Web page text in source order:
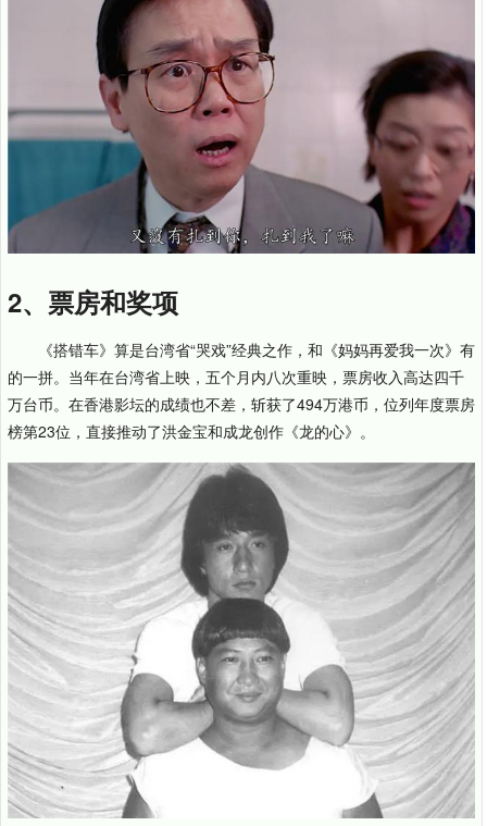
2、票房和奖项
《搭错车》算是台湾省“哭戏”经典之作，和《妈妈再爱我一次》有
的一拼。当年在台湾省上映，五个月内八次重映，票房收入高达四千
万台币。在香港影坛的成绩也不差，斩获了494万港币，位列年度票房
榜第23位，直接推动了洪金宝和成龙创作《龙的心》。